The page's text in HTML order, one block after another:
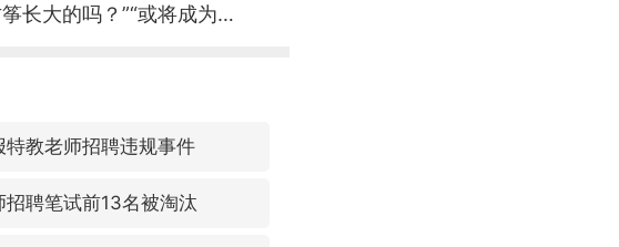
长大的吗？”“或将成为首
特教老师招聘违规事件
招聘笔试前13名被淘汰